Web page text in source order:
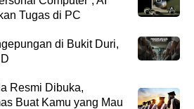
Tugas di PC
di Bukit Duri,
Resmi Dibuka,
Buat Kamu yang Mau